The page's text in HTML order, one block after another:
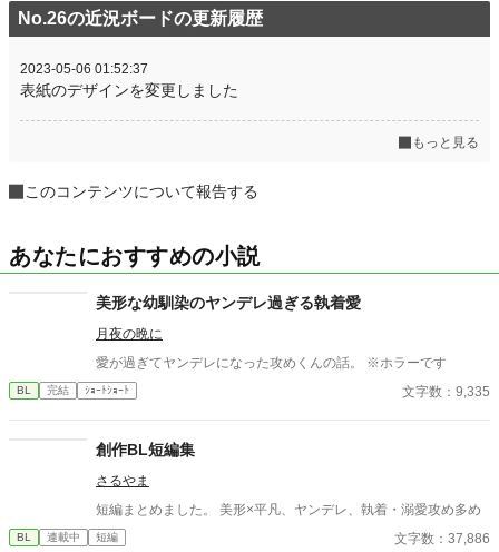
No.26の近況ボードの更新履歴
2023-05-06 01:52:37
表紙のデザインを変更しました
もっと見る
このコンテンツについて報告する
あなたにおすすめの小説
美形な幼馴染のヤンデレ過ぎる執着愛
月夜の晩に
愛が過ぎてヤンデレになった攻めくんの話。 ※ホラーです
BL 完結 ｼｮｰﾄｼｮｰﾄ 文字数：9,335
創作BL短編集
さるやま
短編まとめました。 美形×平凡、ヤンデレ、執着・溺愛攻め多め
BL 連載中 短編 文字数：37,886